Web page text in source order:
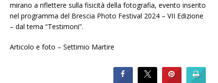
mirano a riflettere sulla fisicità della fotografia, evento inserito
nel programma del Brescia Photo Festival 2024 – VII Edizione
– dal tema “Testimoni”.
Articolo e foto – Settimio Martire